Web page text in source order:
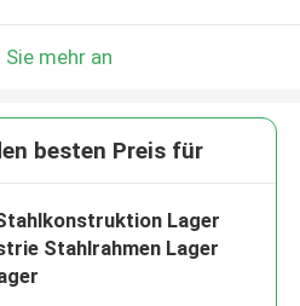
Sie mehr an
besten Preis für
Lager
Stahlrahmen Lager